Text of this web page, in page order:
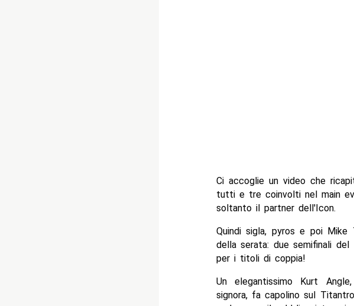
Ci accoglie un video che
tutti e tre coinvolti nel main
soltanto il partner dell'Icon.
Quindi sigla, pyros e poi
della serata: due semifinali
per i titoli di coppia!
Un elegantissimo Kurt
signora, fa capolino sul